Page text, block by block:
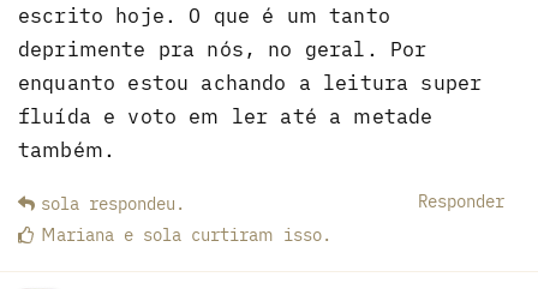
escrito hoje. O que é um tanto
deprimente pra nós, no geral. Por
enquanto estou achando a leitura super
fluída e voto em ler até a metade
também.
Responder
sola respondeu .
Mariana e sola curtiram isso.